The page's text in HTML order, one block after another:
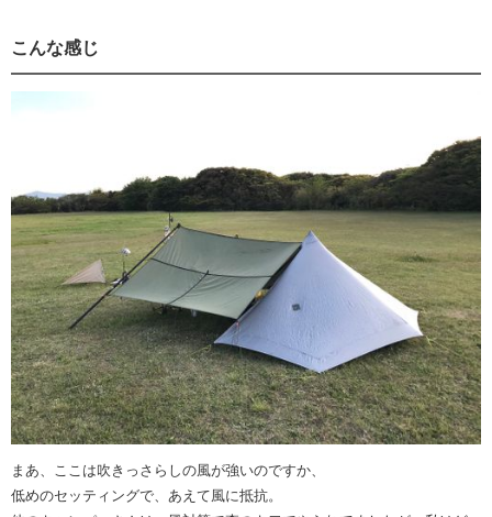
こんな感じ
まあ、ここは吹きっさらしの風が強いのですか、
低めのセッティングで、あえて風に抵抗。